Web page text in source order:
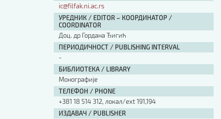
ic@filfak.ni.ac.rs
УРЕДНИК / EDITOR – КООРДИНАТОР /
COORDINATOR
Доц. др Гордана Ђигић
ПЕРИОДИЧНОСТ / PUBLISHING INTERVAL
-
БИБЛИОТЕКА / LIBRARY
Монографије
ТЕЛЕФОН / PHONE
+381 18 514 312, локал/ext 191,194
ИЗДАВАЧ / PUBLISHER